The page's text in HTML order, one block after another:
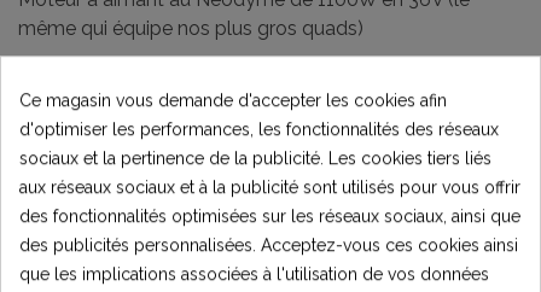
même qui équipe nos plus gros quads)
Triple réglages indépendants du temps de
réponse, de la puissance et de la vitesse.
Fourche hydraulique inversée, amortisseur arrière à
Ce magasin vous demande d'accepter les cookies afin
d'optimiser les performances, les fonctionnalités des réseaux
sociaux et la pertinence de la publicité. Les cookies tiers liés
aux réseaux sociaux et à la publicité sont utilisés pour vous offrir
des fonctionnalités optimisées sur les réseaux sociaux, ainsi que
des publicités personnalisées. Acceptez-vous ces cookies ainsi
que les implications associées à l'utilisation de vos données